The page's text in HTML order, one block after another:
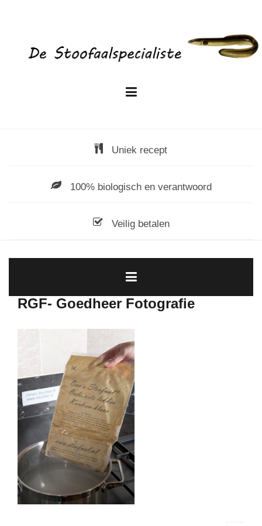
content
Uniek recept
100% biologisch en verantwoord
Veilig betalen
RGF- Goedheer Fotografie